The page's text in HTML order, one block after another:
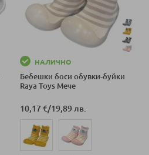
НАЛИЧНО
Бебешки боси обувки-буйки
Raya Toys Мече
10,17 €/19,89 лв.